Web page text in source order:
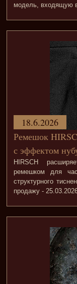
модель, входящую
Ремешок
с эффектом
HIRSCH
ремешком для
структурного
продажу -
18.6.2026